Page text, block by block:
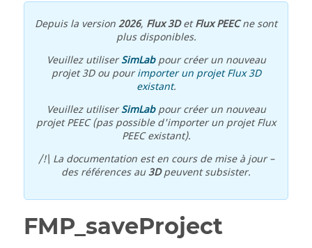
Depuis la version2026, Flux 3DetFlux PEECne sont
plus disponibles.
Veuillez utiliserSimLabpour créer un nouveau
projet 3D ou pourimporter un projet Flux 3D
existant.
Veuillez utiliserSimLabpour créer un nouveau
projet PEEC (pas possible d'importer un projet Flux
PEEC existant).
/!\ La documentation est en cours de mise à jour –
des références au3Dpeuvent subsister.
FMP_saveProject